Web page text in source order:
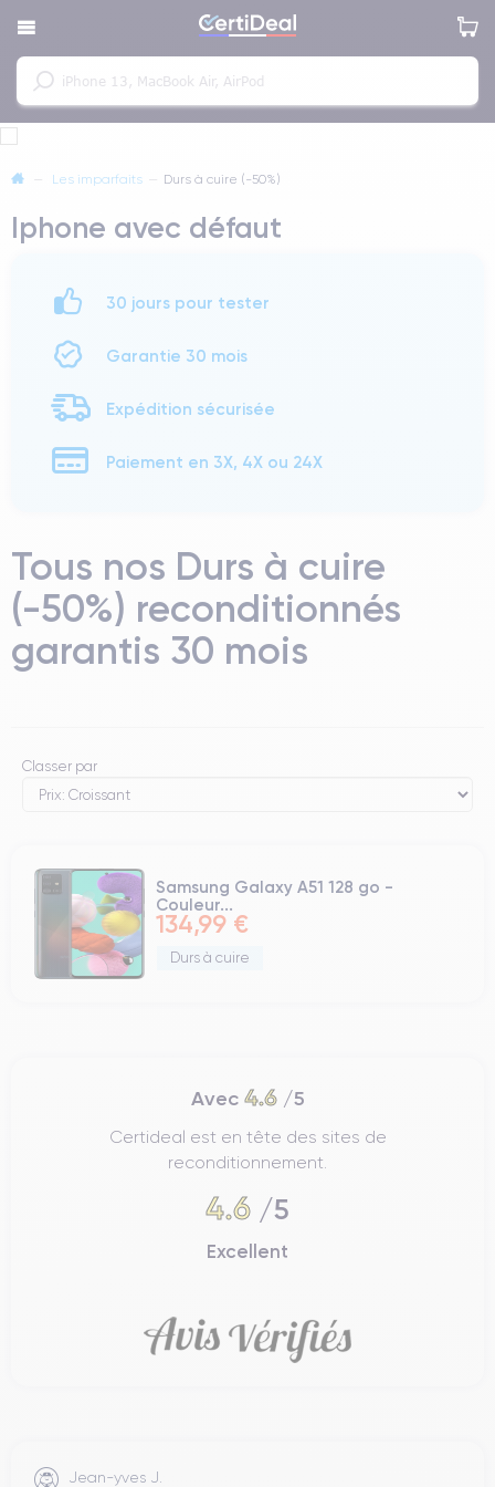
Les imparfaits Durs à cuire (-50%)
Iphone avec défaut
30 jours pour tester
Garantie 30 mois
Expédition sécurisée
Paiement en 3X, 4X ou 24X
Tous nos Durs à cuire
(-50%) reconditionnés
garantis 30 mois
Classer par
Samsung Galaxy A51 128 go -
Couleur...
134,99 €
Durs à cuire
Avec 4.6/5
Certideal est en tête des sites de
reconditionnement.
4.6 /5
Excellent
Jean-yves J.